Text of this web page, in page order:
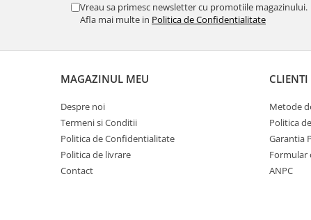
Vreau sa primesc newsletter cu promotiile magazinului.
Afla mai multe in Politica de Confidentialitate
MAGAZINUL MEU
Despre noi
Termeni si Conditii
Politica de Confidentialitate
Politica de livrare
Contact
CLIENTI
Metode
Politica
Garantia
Formular
ANPC